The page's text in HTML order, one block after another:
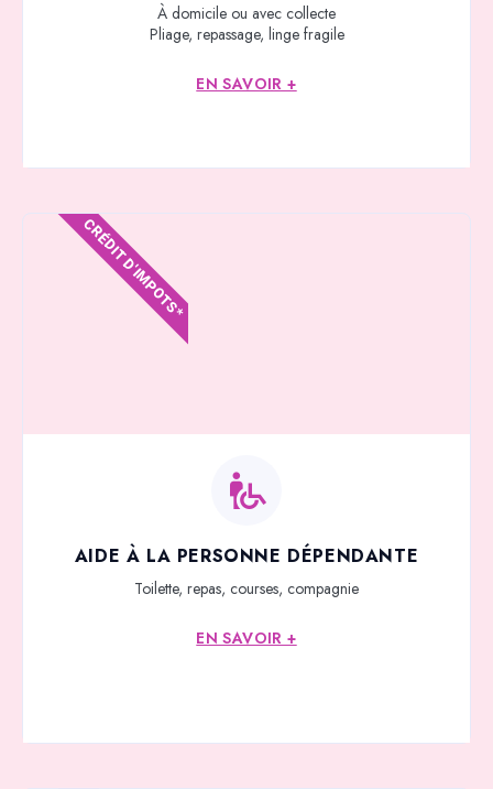
À domicile ou avec collecte
Pliage, repassage, linge fragile
EN SAVOIR +
AIDE À LA PERSONNE DÉPENDANTE
Toilette, repas, courses, compagnie
EN SAVOIR +
CRÉDIT D'IMPOTS*